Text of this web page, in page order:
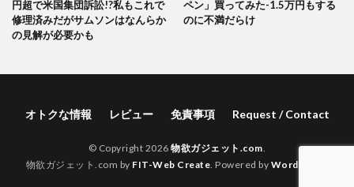
円超で米国集団訴訟!?私もこれで
修理済みだがサムソンはなんらか
の見解が必要かも
ペン」買ってみた-1.5万円もする
のに不満だらけ
オトクな情報 レビュー 免責事項 Request / Contact
© Copyright 2026物欲ガジェット.com
物欲ガジェット.com by FIT-Web Create . Powered by WordPress